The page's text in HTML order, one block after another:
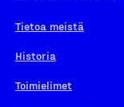
Tietoa meistä
Historia
Toimielimet